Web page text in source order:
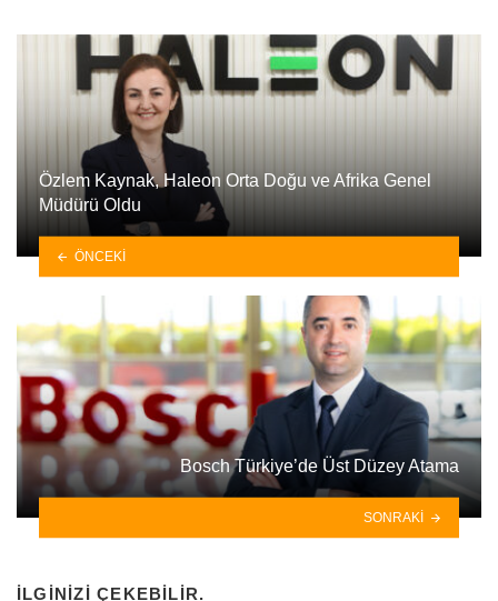
Özlem Kaynak, Haleon Orta Doğu ve Afrika Genel
Müdürü Oldu
ÖNCEKI
Bosch Türkiye’de Üst Düzey Atama
SONRAKI
İLGINIZI ÇEKEBILIR.